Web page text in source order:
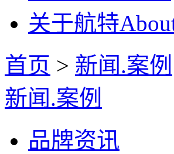
关于航特
首页 > 新闻.案例
新闻.案例
品牌资讯